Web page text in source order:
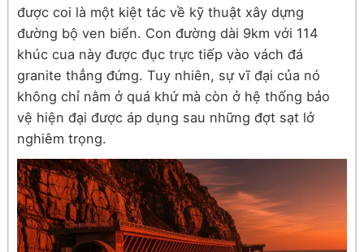
được coi là một kiệt tác về kỹ thuật xây dựng
đường bộ ven biển. Con đường dài 9km với 114
khúc cua này được đục trực tiếp vào vách đá
granite thẳng đứng. Tuy nhiên, sự vĩ đại của nó
không chỉ nằm ở quá khứ mà còn ở hệ thống bảo
vệ hiện đại được áp dụng sau những đợt sạt lở
nghiêm trọng.